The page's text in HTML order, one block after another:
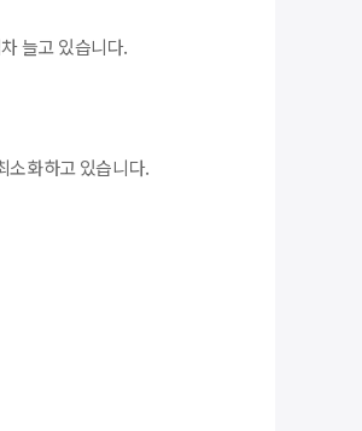
늘고 있습니다.
소화하고 있습니다.